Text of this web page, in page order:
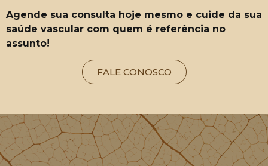
Agende sua consulta hoje mesmo e cuide da sua
saúde vascular com quem é referência no
assunto!
FALE CONOSCO